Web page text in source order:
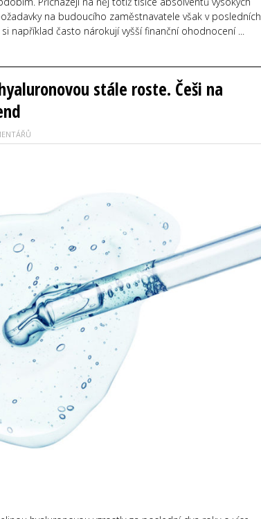
na budoucího zaměstnavatele však v posledních
například často nárokují vyšší finanční ohodnocení ...
stále roste. Češi na